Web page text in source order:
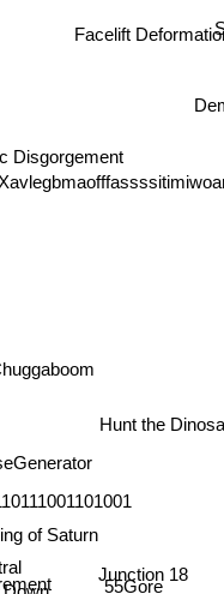
Facelift
Hunt the
ring of Saturn
Junction 18